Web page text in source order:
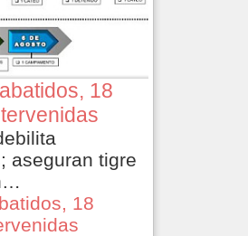
18
aseguran tigre
18